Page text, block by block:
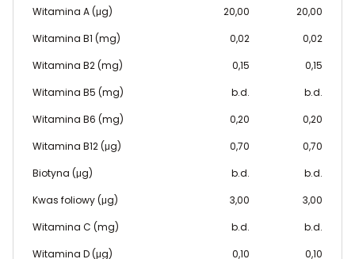
Witamina A (μg) 20,00
20,00
Witamina B1 (mg)
0,02
0,02
Witamina B2 (mg)
0,15
0,15
Witamina B5 (mg)
b.d.
b.d.
Witamina B6 (mg)
0,20
0,20
Witamina B12 (μg)
0,70
0,70
Biotyna (μg)
b.d.
b.d.
Kwas foliowy (μg)
3,00
3,00
Witamina C (mg)
b.d.
b.d.
Witamina D (μg)
0,10 0,10